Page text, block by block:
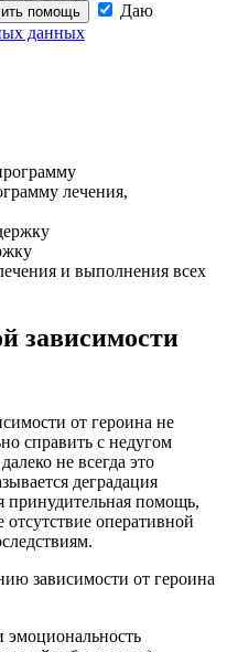
помощь
Даю
данных
лечения,
и выполнения всех
зависимости
от героина не
справить с недугом
не всегда это
деградация
принудительная помощь,
оперативной
зависимости от героина
эмоциональность